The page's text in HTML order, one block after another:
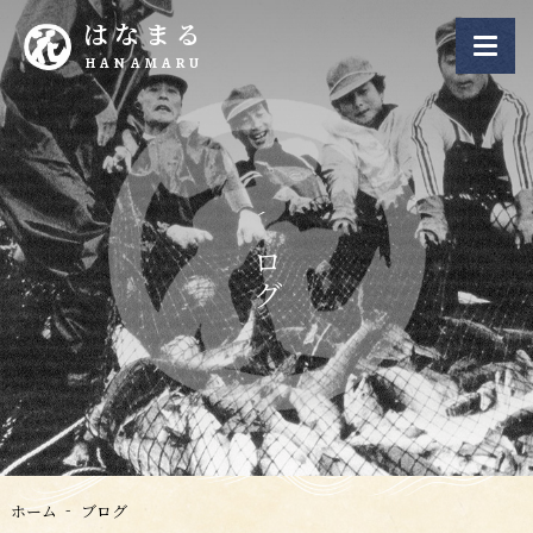
はなまる
HANAMARU
ブログ
ホーム ブログ